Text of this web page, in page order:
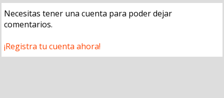
Necesitas tener una cuenta para poder dejar
comentarios.
¡Registra tu cuenta ahora!